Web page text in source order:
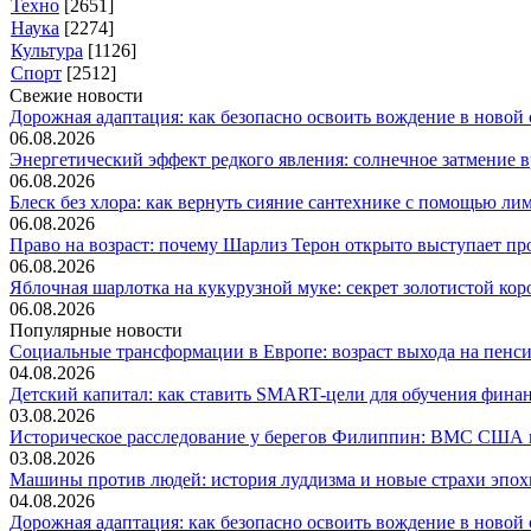
Техно [2651]
Наука [2274]
Культура [1126]
Спорт [2512]
Свежие новости
Дорожная адаптация: как безопасно освоить вождение в новой
06.08.2026
Энергетический эффект редкого явления: солнечное затмение
06.08.2026
Блеск без хлора: как вернуть сияние сантехнике с помощью
06.08.2026
Право на возраст: почему Шарлиз Терон открыто выступает
06.08.2026
Яблочная шарлотка на кукурузной муке: секрет золотистой
06.08.2026
Популярные новости
Социальные трансформации в Европе: возраст выхода на
04.08.2026
Детский капитал: как ставить SMART-цели для обучения
03.08.2026
Историческое расследование у берегов Филиппин: ВМС США
03.08.2026
Машины против людей: история луддизма и новые страхи
04.08.2026
Дорожная адаптация: как безопасно освоить вождение в новой